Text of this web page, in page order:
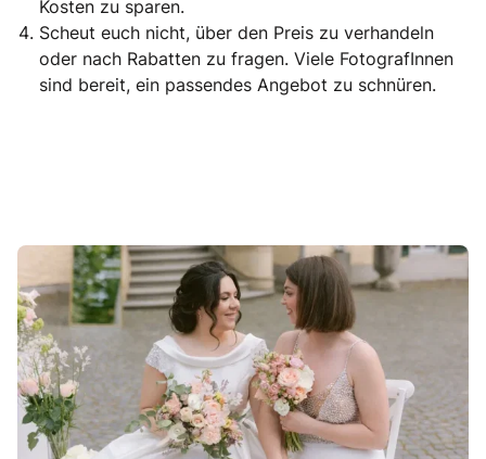
Kosten zu sparen.
Scheut euch nicht, über den Preis zu verhandeln
oder nach Rabatten zu fragen. Viele FotografInnen
sind bereit, ein passendes Angebot zu schnüren.